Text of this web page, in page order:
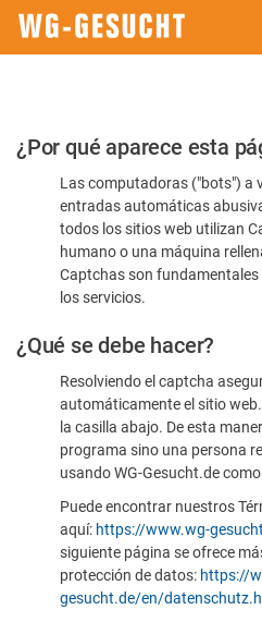
Por
favor,
confirme
humano
¿Por qué aparece esta
Las computadoras ("bots") a
entradas automáticas
todos los sitios web utilizan
humano o una máquina
Captchas son
los servicios.
¿Qué se debe hacer?
Resolviendo el captcha
automáticamente el sitio
la casilla abajo. De esta
programa sino una persona
usando WG-Gesucht.de
Puede encontrar nuestros
aquí: https://www.wg-
siguiente página se ofrece
protección de datos: https://
gesucht.de/en/